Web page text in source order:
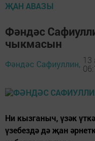
ҖАН АВАЗЫ
Фәндәс
чыкмасын
Фәндәс Сафиуллин, 13
Ни кызганыч, үзәк
үзебездә дә җан